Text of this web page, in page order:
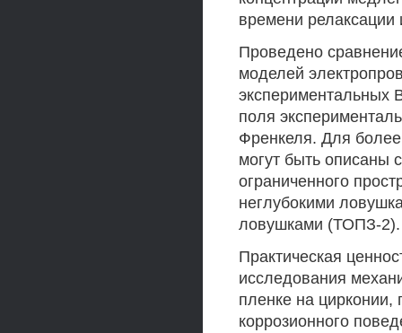
времени релаксации
Проведено
моделей
экспериментальных
поля
Френкеля. Для
могут быть описаны
ограниченного
неглубокими
ловушками (ТОПЗ-2).
Практическая
исследования
пленке на цирконии,
коррозионного